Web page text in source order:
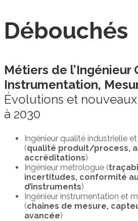
Débouchés
Métiers de l’Ingénieur
Instrumentation,
Évolutions et
à 2030
Ingénieur qualité industrielle
(qualité produit/process,
accréditations)
Ingénieur métrologue (
incertitudes, conformité au
d’instruments)
Ingénieur instrumentation et
(chaînes de mesure,
avancée)